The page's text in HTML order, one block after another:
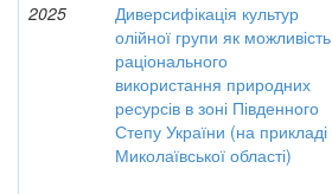
2025
Диверсифікація культур
олійної групи як можливість
раціонального
використання природних
ресурсів в зоні Південного
Степу України (на прикладі
Миколаївської області)